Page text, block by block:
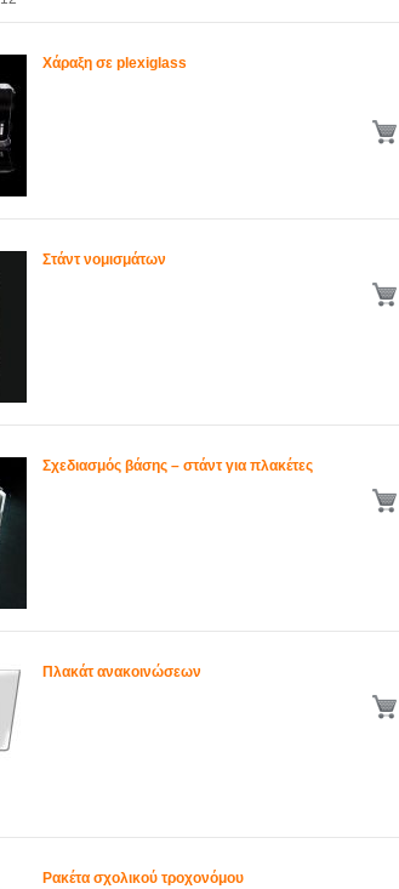
Χάραξη σε plexiglass
Στάντ νομισμάτων
Σχεδιασμός βάσης – στάντ για πλακέτες
Πλακάτ ανακοινώσεων
Ρακέτα σχολικού τροχονόμου